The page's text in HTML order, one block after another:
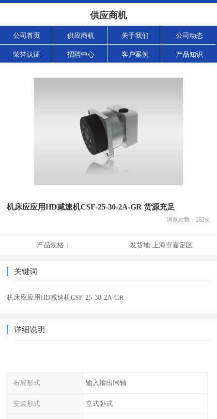
供应商机
公司首页 供应商机 关于我们 公司动态
荣誉认证 招聘中心 客户案例 产品知识
机床应应用HD减速机CSF-25-30-2A-GR 货源充足
浏览次数： 262次
产品规格： 发货地: 上海市嘉定区
关键词
机床应应用HD减速机CSF-25-30-2A-GR
详细说明
布局形式 输入输出同轴
安装形式 立式卧式